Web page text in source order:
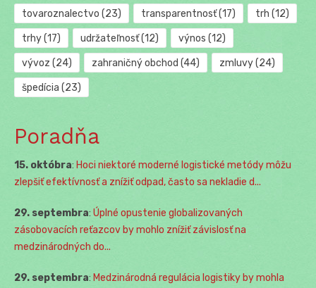
tovaroznalectvo (23) transparentnosť(17) trh (12)
trhy(17) udržateľnosť(12) výnos (12)
vývoz (24) zahraničný obchod (44) zmluvy(24)
špedícia (23)
Poradňa
15. októbra: Hoci niektoré moderné logistické metódy môžu
zlepšiť efektívnosť a znížiť odpad, často sa nekladie d...
29. septembra: Úplné opustenie globalizovaných
zásobovacích reťazcov by mohlo znížiť závislosť na
medzinárodných do...
29. septembra: Medzinárodná regulácia logistiky by mohla